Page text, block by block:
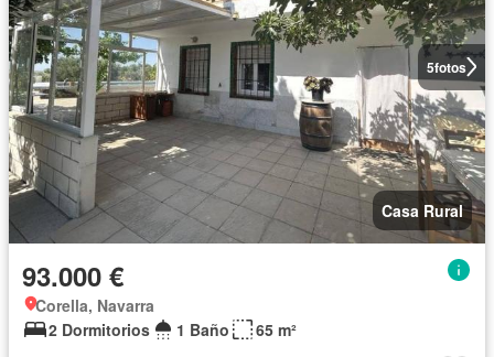
5fotos
Casa Rural
93.000 €
Corella, Navarra
2 Dormitorios
1 Baño 65 m²